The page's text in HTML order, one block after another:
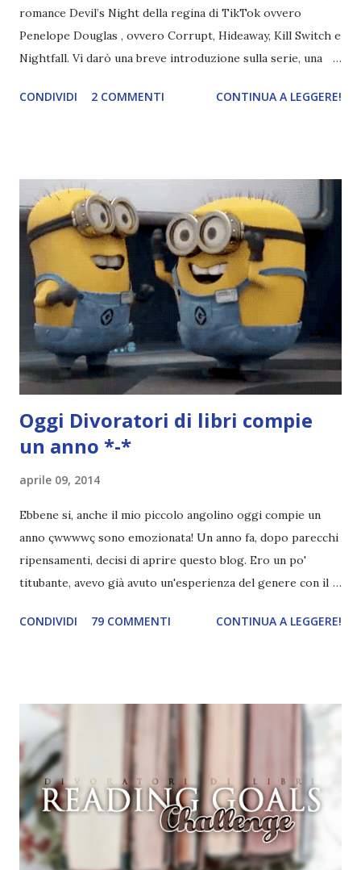
romance Devil’s Night della regina di TikTok ovvero
Penelope Douglas , ovvero Corrupt, Hideaway, Kill Switch e
Nightfall. Vi darò una breve introduzione sulla serie, una
e anche un breve commento sui libri singoli. I libri sono in
grande (Devil's Night 1#) Autrice : Penelope Douglas
Pagine: 448 Editore: Newton Compton Editori
Pubblicazione: 10 Gennaio 2023 Traduttore: Laura Lancini
Trama: “Si chiama Michael Crist. È il fratello maggiore del
mio ragazzo ed è come quei film dell'orrore che guardi
coprendoti gli occhi. È bellissimo, forte, e assolutamente
terrificante. Non mi vede neppure. Ma io l'ho notato. L'ho
visto, l'ho sentito. Le cose che ha fatto, i misfatti ch...
CONDIVIDI 2 COMMENTI CONTINUA A LEGGERE!
Oggi Divoratori di libri compie
un anno *-*
aprile 09, 2014
Ebbene si, anche il mio piccolo angolino oggi compie un
anno çwwwwç sono emozionata! Un anno fa, dopo parecchi
ripensamenti, decisi di aprire questo blog. Ero un po'
titubante, avevo già avuto un'esperienza del genere con il
nuovo significava avere pazienza, pazienza e ancora
mezza. Anche la paura che non mi cagasse nessuno c'è
sempre stata, eh. Eppure alla fine mi decisi. Dovevo
pensare ad un nome originale e che ovviamente non fosse
già stato usato. Le prime parole che mi vennero in mente
furono " Divoratori di libri ". Controllai se fosse già stato
utilizzato e, quando vidi che non esistevano blog con lo
stesso nome, lo creai. Non ho mai avuto altri ripensamenti,
CONDIVIDI 79 COMMENTI CONTINUA A LEGGERE!